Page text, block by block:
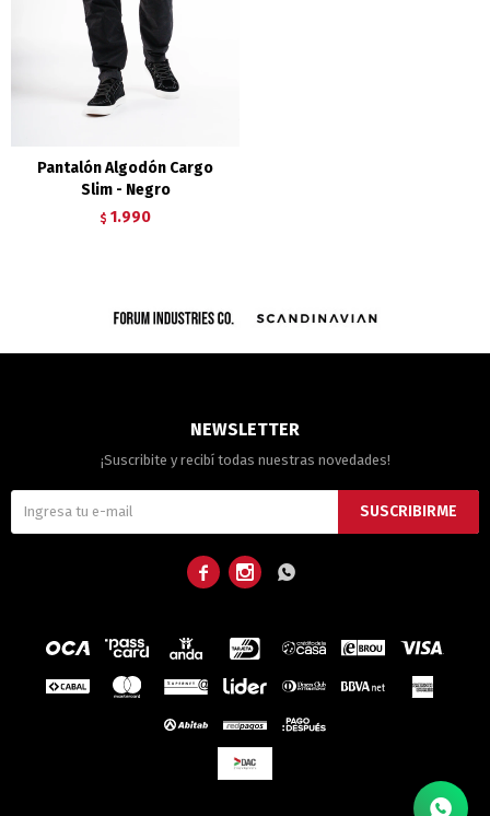
Pantalón Algodón Cargo
Slim - Negro
$ 1.990
NEWSLETTER
¡Suscribite y recibí todas nuestras novedades!
SUSCRIBIRME
  